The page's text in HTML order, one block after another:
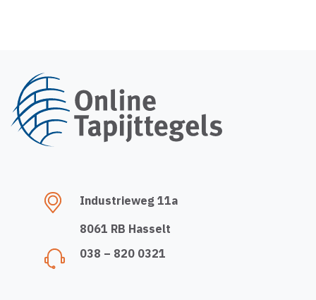
Industrieweg 11a
8061 RB Hasselt
038 – 820 0321